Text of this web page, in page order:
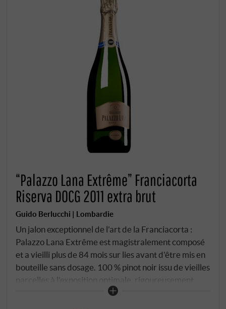
“Palazzo Lana Extrême” Franciacorta
Riserva DOCG 2011 extra brut
Guido Berlucchi | Lombardie
Un jalon exceptionnel de l'art de la Franciacorta :
Palazzo Lana Extrême est magistralement composé
et a vieilli plus de 84 mois sur lies avant d'être mis en
bouteille sans dosage. 100 % pinot noir issu de vieilles
parcelles à l'exposition optimale, rigoureusement
sélectionné et d'une expressivité historique. Dans le